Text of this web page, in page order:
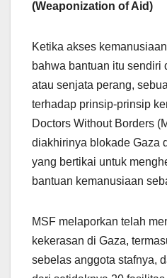
(Weaponization of Aid)
Ketika akses
bahwa bantuan itu sendiri
atau senjata perang,
terhadap prinsip-prinsip
Doctors Without Borders
diakhirinya blokade Gaza
yang bertikai untuk
bantuan kemanusiaan
MSF melaporkan telah
kekerasan di Gaza,
sebelas anggota stafnya,